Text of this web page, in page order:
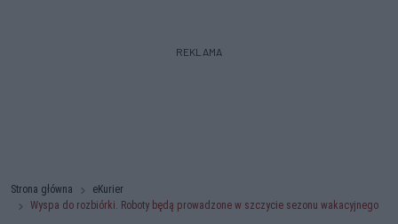
REKLAMA
Strona główna
eKurier
Wyspa do rozbiórki. Roboty będą prowadzone w szczycie sezonu wakacyjnego